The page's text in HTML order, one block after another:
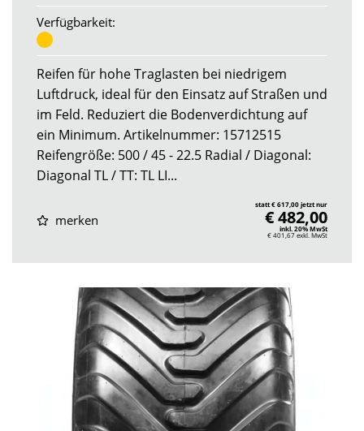
Verfügbarkeit:
Reifen für hohe Traglasten bei niedrigem
Luftdruck, ideal für den Einsatz auf Straßen und
im Feld. Reduziert die Bodenverdichtung auf
ein Minimum. Artikelnummer: 15712515
Reifengröße: 500 / 45 - 22.5 Radial / Diagonal:
Diagonal TL / TT: TL LI...
merken
statt € 617,00 jetzt nur
€ 482,00
inkl. 20% MwSt
€ 401,67exkl. MwSt